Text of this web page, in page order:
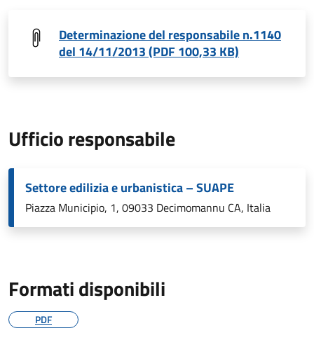
Determinazione del responsabile n.1140
del 14/11/2013 (PDF 100,33 KB)
Ufficio responsabile
Settore edilizia e urbanistica – SUAPE
Piazza Municipio, 1, 09033 Decimomannu CA, Italia
Formati disponibili
PDF